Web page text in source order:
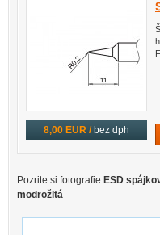
8,00 EUR / bez dph
Pozrite si fotografie ESD
modrožltá